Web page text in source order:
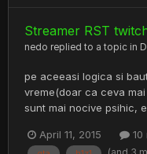
Streamer RST
nedo replied to a topic in
pe aceeasi logica si
vreme(doar ca ceva
sunt mai nocive psihic,
April 11, 2015 10